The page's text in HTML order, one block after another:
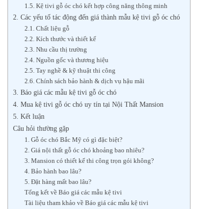
1.5. Kệ tivi gỗ óc chó kết hợp công năng thông minh
2. Các yếu tố tác động đến giá thành mẫu kệ tivi gỗ óc chó
2.1. Chất liệu gỗ
2.2. Kích thước và thiết kế
2.3. Nhu cầu thị trường
2.4. Nguồn gốc và thương hiệu
2.5. Tay nghề & kỹ thuật thi công
2.6. Chính sách bảo hành & dịch vụ hậu mãi
3. Báo giá các mẫu kệ tivi gỗ óc chó
4. Mua kệ tivi gỗ óc chó uy tín tại Nội Thất Mansion
5. Kết luận
Câu hỏi thường gặp
1. Gỗ óc chó Bắc Mỹ có gì đặc biệt?
2. Giá nội thất gỗ óc chó khoảng bao nhiêu?
3. Mansion có thiết kế thi công trọn gói không?
4. Bảo hành bao lâu?
5. Đặt hàng mất bao lâu?
Tổng kết về Báo giá các mẫu kệ tivi
Tài liệu tham khảo về Báo giá các mẫu kệ tivi